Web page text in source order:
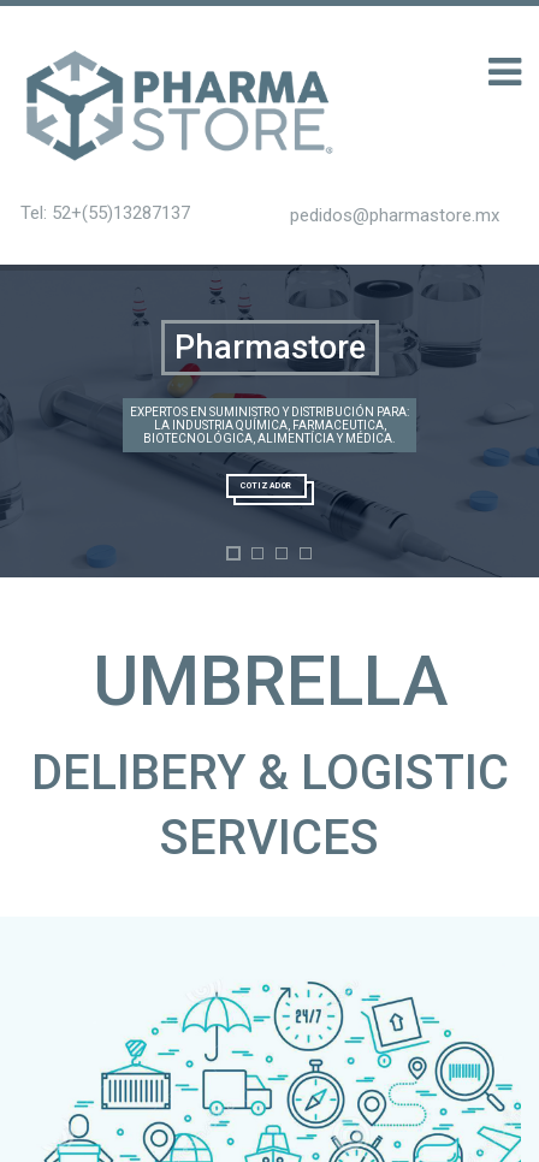
Tel: 52+(55)13287137 pedidos@pharmastore.mx
Pharmastore
EXPERTOS EN SUMINISTRO Y DISTRIBUCIÓN PARA:
LA INDUSTRIA QUÍMICA, FARMACEUTICA,
BIOTECNOLÓGICA, ALIMENTÍCIA Y MÉDICA.
COTIZADOR
UMBRELLA
DELIBERY & LOGISTIC
SERVICES